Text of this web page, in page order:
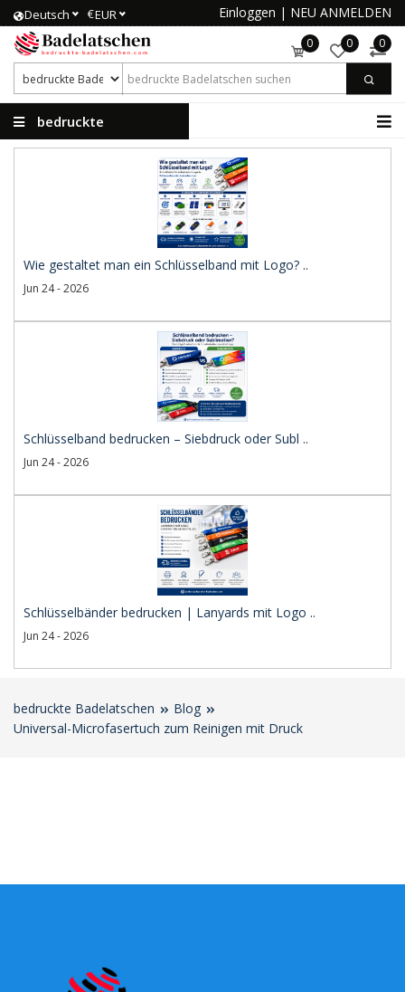
Deutsch €EUR Einloggen | NEU ANMELDEN
0 0 0
bedruckte
Wie gestaltet man ein Schlüsselband mit Logo? ..
Jun 24 - 2026
Schlüsselband bedrucken – Siebdruck oder Subl ..
Jun 24 - 2026
Schlüsselbänder bedrucken | Lanyards mit Logo ..
Jun 24 - 2026
bedruckte Badelatschen
Blog
Universal-Microfasertuch zum Reinigen mit Druck